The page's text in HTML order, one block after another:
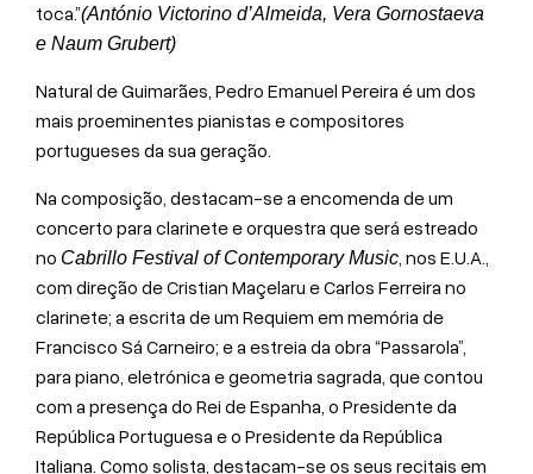
toca.”(António Victorino d’Almeida, Vera Gornostaeva
e Naum Grubert)
Natural de Guimarães, Pedro Emanuel Pereira é um dos
mais proeminentes pianistas e compositores
portugueses da sua geração.
Na composição, destacam-se a encomenda de um
concerto para clarinete e orquestra que será estreado
no Cabrillo Festival of Contemporary Music, nos E.U.A.,
com direção de Cristian Maçelaru e Carlos Ferreira no
clarinete; a escrita de um Requiem em memória de
Francisco Sá Carneiro; e a estreia da obra “Passarola”,
para piano, eletrónica e geometria sagrada, que contou
com a presença do Rei de Espanha, o Presidente da
República Portuguesa e o Presidente da República
Italiana. Como solista, destacam-se os seus recitais em